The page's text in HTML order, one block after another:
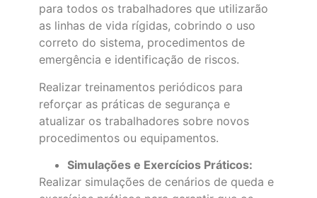
para todos os trabalhadores que utilizarão
as linhas de vida rígidas, cobrindo o uso
correto do sistema, procedimentos de
emergência e identificação de riscos.
Realizar treinamentos periódicos para
reforçar as práticas de segurança e
atualizar os trabalhadores sobre novos
procedimentos ou equipamentos.
Simulações e Exercícios Práticos:
Realizar simulações de cenários de queda e